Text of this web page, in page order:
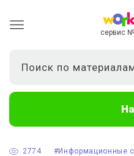
сервис
#Информационные
2774